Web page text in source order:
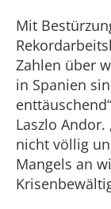
Mit
Zahlen über
in Spanien
Laszlo Andor.
nicht völlig
Mangels an